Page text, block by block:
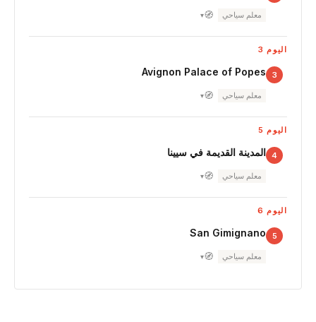
معلم سياحي 🧭
▾
اليوم 3
3
Avignon Palace of Popes
معلم سياحي 🧭
▾
اليوم 5
4 المدينة القديمة في سيينا
معلم سياحي 🧭
▾
اليوم 6
5
San Gimignano
معلم سياحي 🧭
▾